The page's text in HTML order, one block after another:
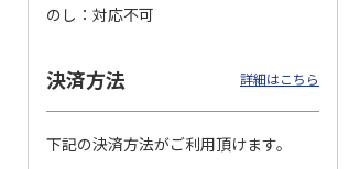
のし
対応不可
決済方法 詳細はこちら
下記の決済方法がご利用頂けます。